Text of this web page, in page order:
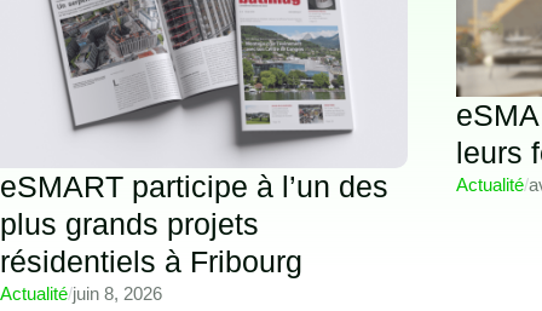
eSMART participe à l’un des
plus grands projets
résidentiels à Fribourg
Actualité/juin 8, 2026
leurs
Actualité/